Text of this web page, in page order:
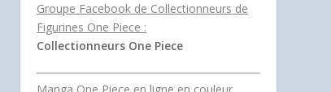
Groupe Facebook de Collectionneurs de
Figurines One Piece :
Collectionneurs One Piece